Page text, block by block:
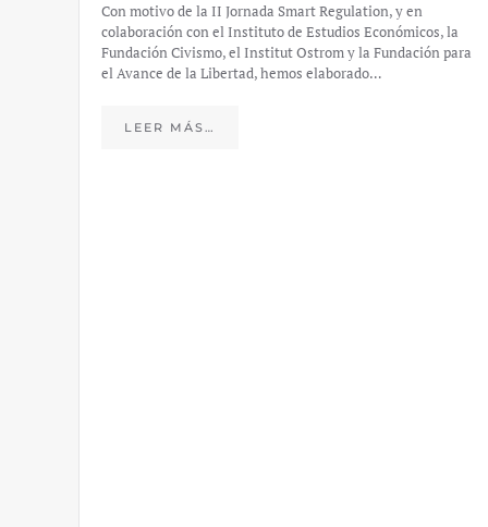
Con motivo de la II Jornada Smart Regulation, y en
colaboración con el Instituto de Estudios Económicos, la
Fundación Civismo, el Institut Ostrom y la Fundación para
el Avance de la Libertad, hemos elaborado…
LEER MÁS…